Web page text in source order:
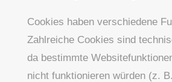
Cookies haben verschiedene
Zahlreiche Cookies sind
da bestimmte
nicht funktionieren würden (z.